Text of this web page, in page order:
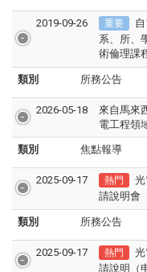
2019-09-26 重要
系、所、
術倫理課
類別 所務公告
2026-05-18
來自馬來
電工程領
類別 焦點報導
2025-09-17 熱門
請說明會
類別 所務公告
2025-09-17 熱門
請說明（